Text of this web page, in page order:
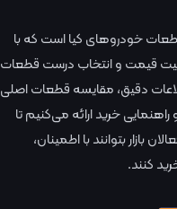
خودروهای کیا است که با
قیمت و انتخاب درست قطعات
دقیق، مقایسه قطعات اصلی
خرید ارائه می‌کنیم تا
بازار بتوانند با اطمینان،
کنند.